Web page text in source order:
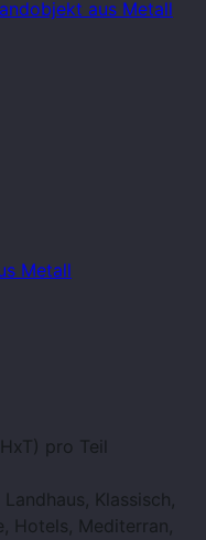
aus Metall
Metall
pro Teil
Klassisch,
Hotels, Mediterran,